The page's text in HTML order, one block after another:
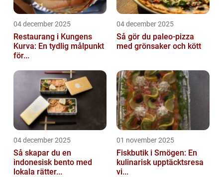
04 december 2025
Restaurang i Kungens
Kurva: En tydlig målpunkt
för...
04 december 2025
Så gör du paleo-pizza
med grönsaker och kött
04 december 2025
Så skapar du en
indonesisk bento med
lokala rätter...
01 november 2025
Fiskbutik i Smögen: En
kulinarisk upptäcktsresa
vi...